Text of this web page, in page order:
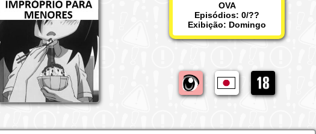
OVA
Episódios: 0/??
Exibição: Domingo